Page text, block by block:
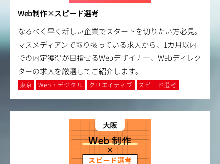
Web制作×スピード選考
なるべく早く新しい企業でスタートを切りたい方必見。
マスメディアンで取り扱っている求人から、1カ月以内
での内定獲得が目指せるWebデザイナー、Webディレク
ターの求人を厳選してご紹介します。
東京 Web・デジタル クリエイティブ スピード選考